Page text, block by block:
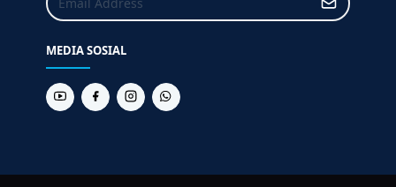
MEDIA SOSIAL